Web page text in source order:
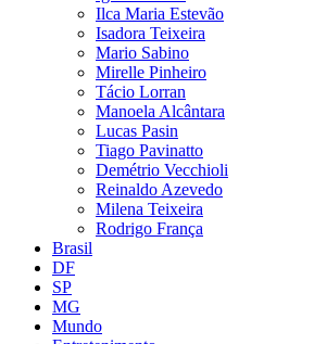
Ilca Maria Estevão
Isadora Teixeira
Mario Sabino
Mirelle Pinheiro
Tácio Lorran
Manoela Alcântara
Lucas Pasin
Tiago Pavinatto
Demétrio Vecchioli
Reinaldo Azevedo
Milena Teixeira
Rodrigo França
Brasil
DF
SP
MG
Mundo